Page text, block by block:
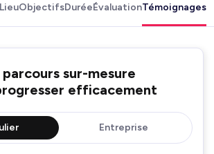
LieuObjectifsDuréeÉvaluationTémoignages
parcours sur-mesure
efficacement
Entreprise